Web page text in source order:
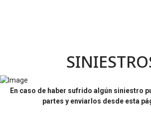
En caso de haber sufrido algún siniestro
partes y enviarlos desde esta